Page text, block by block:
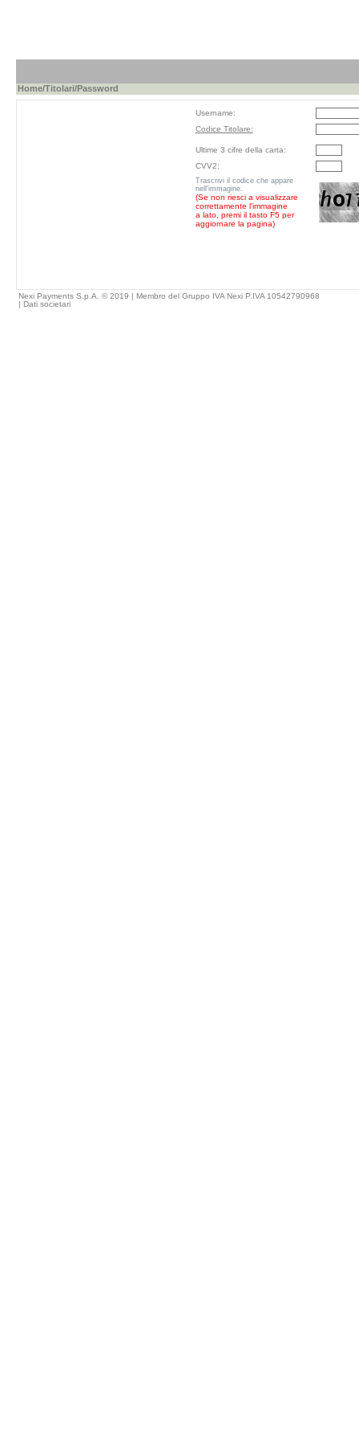
Home/Titolari/Password
Username:
Codice Titolare:
Ultime 3 cifre della carta:
CVV2:
Trascrivi il codice che appare
nell'immagine.
(Se non riesci a visualizzare
correttamente l'immagine
a lato, premi il tasto F5 per
aggiornare la pagina)
Nexi Payments S.p.A. © 2019 | Membro del Gruppo IVA Nexi P.IVA 10542790968
| Dati societari